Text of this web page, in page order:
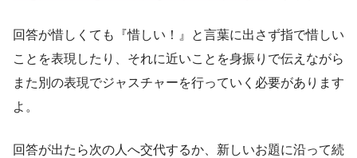
回答が惜しくても『惜しい！』と言葉に出さず指で惜しい
ことを表現したり、それに近いことを身振りで伝えながら
また別の表現でジャスチャーを行っていく必要があります
よ。
回答が出たら次の人へ交代するか、新しいお題に沿って続